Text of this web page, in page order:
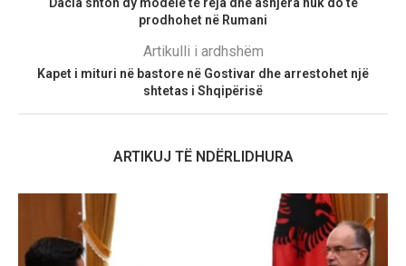
prodhohet në Rumani
Artikulli i ardhshëm
Kapet i mituri në bastore në Gostivar dhe arrestohet një
shtetas i Shqipërisë
ARTIKUJ TË NDËRLIDHURA